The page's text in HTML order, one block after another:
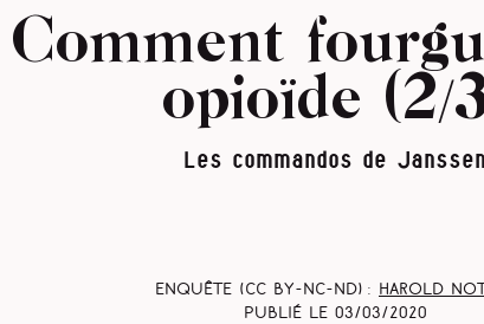
Comment
opioïde (2/
Les commandos de Janssen
Enquête (CC BY-NC-ND) :
Harold
Publié le 03/03/2020